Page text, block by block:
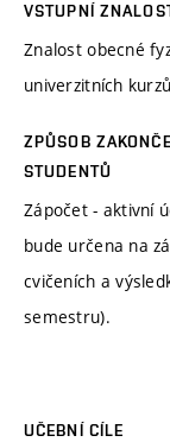
VSTUPNÍ
Znalost obecné
univerzitních
ZPŮSOB
STUDENTŮ
Zápočet - aktivní
bude určena na
cvičeních a
semestru).
UČEBNÍ CÍLE